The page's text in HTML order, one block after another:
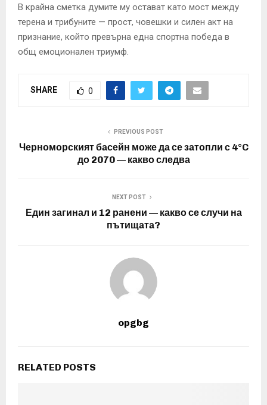
В крайна сметка думите му остават като мост между
терена и трибуните — прост, човешки и силен акт на
признание, който превърна една спортна победа в
общ емоционален триумф.
SHARE 0
PREVIOUS POST
Черноморският басейн може да се затопли с 4°C
до 2070 — какво следва
NEXT POST
Един загинал и 12 ранени — какво се случи на
пътищата?
opgbg
RELATED POSTS